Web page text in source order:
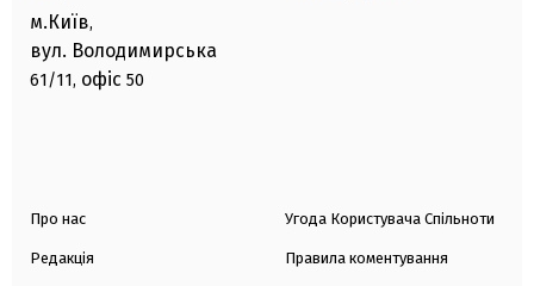
м.Київ,
вул. Володимирська
61/11, офіс 50
Про нас
Редакція
Угода Користувача Спільноти
Правила коментування